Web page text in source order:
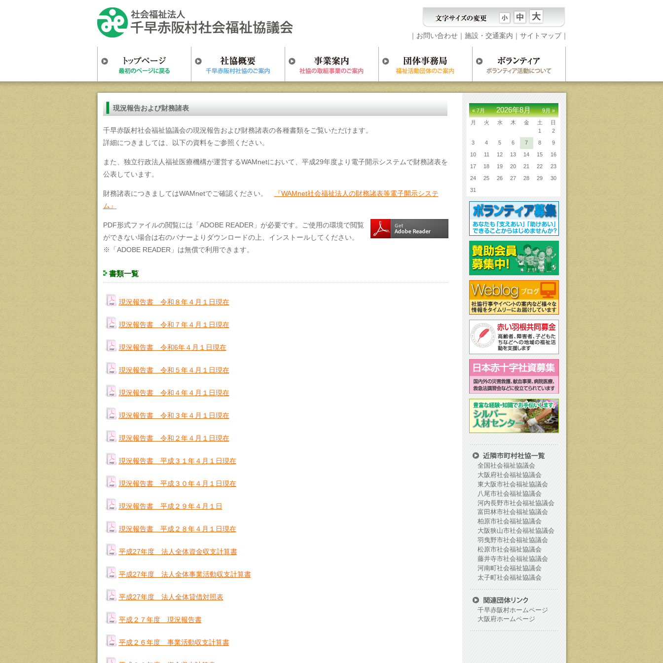
｜ お問い合わせ ｜ 施設・交通案内 ｜ サイトマップ｜
現況報告および財務諸表
千早赤阪村社会福祉協議会の現況報告および財務諸表の各種書類をご覧いただけます。
詳細につきましては、以下の資料をご参照ください。
また、独立行政法人福祉医療機構が運営するWAMnetにおいて、平成29年度より電子開示システムで財務諸表を
公表しています。
財務諸表につきましてはWAMnetでご確認ください。
『WAMnet社会福祉法人の財務諸表等電子開示システ
ム』
PDF形式ファイルの閲覧には「ADOBE READER」が必要です。ご使用の環境で閲覧
ができない場合は右のバナーよりダウンロードの上、インストールしてください。
※「ADOBE READER」は無償で利用できます。
書類一覧
現況報告書 令和８年４月１日現在
現況報告書 令和７年４月１日現在
現況報告書 令和6年４月１日現在
現況報告書 令和５年４月１日現在
現況報告書 令和４年４月１日現在
現況報告書 令和３年４月１日現在
現況報告書 令和２年４月１日現在
現況報告書 平成３１年４月１日現在
現況報告書 平成３０年４月１日現在
現況報告書 平成２９年４月１日
現況報告書 平成２８年４月１日現在
平成27年度 法人全体資金収支計算書
平成27年度 法人全体事業活動収支計算書
平成27年度 法人全体貸借対照表
平成２７年度 現況報告書
平成２６年度 事業活動収支計算書
« 7月 9月 »
2026年8月
月 火 水 木 金 土
日
1
2
3
4 5 6 7 8
9
10
11 12 13 14 15
16
17
18 19 20 21 22
23
24
25 26 27 28 29
30
31
全国社会福祉協議会
大阪府社会福祉協議会
東大阪市社会福祉協議会
八尾市社会福祉協議会
河内長野市社会福祉協議会
富田林市社会福祉協議会
柏原市社会福祉協議会
大阪狭山市社会福祉協議会
羽曳野市社会福祉協議会
松原市社会福祉協議会
藤井寺市社会福祉協議会
河南町社会福祉協議会
太子町社会福祉協議会
千早赤阪村ホームページ
大阪府ホームページ